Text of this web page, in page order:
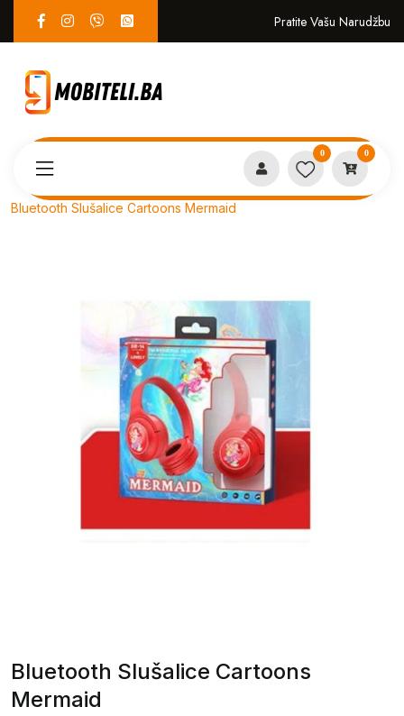
Pratite Vašu Narudžbu
0 0
Bluetooth Slušalice Cartoons Mermaid
Bluetooth Slušalice Cartoons
Mermaid